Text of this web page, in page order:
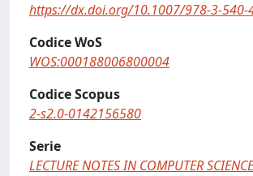
https://dx.doi.org/10.1007/978-3-540-
Codice WoS
WOS:000188006800004
Codice Scopus
2-s2.0-0142156580
Serie
LECTURE NOTES IN COMPUTER SCIENCE